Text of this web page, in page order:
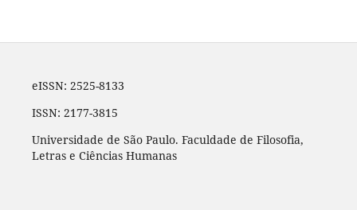
eISSN: 2525-8133
ISSN: 2177-3815
Universidade de São Paulo. Faculdade de Filosofia,
Letras e Ciências Humanas